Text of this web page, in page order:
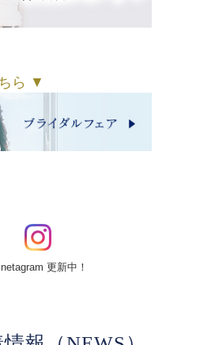
ら ▼
更新中！